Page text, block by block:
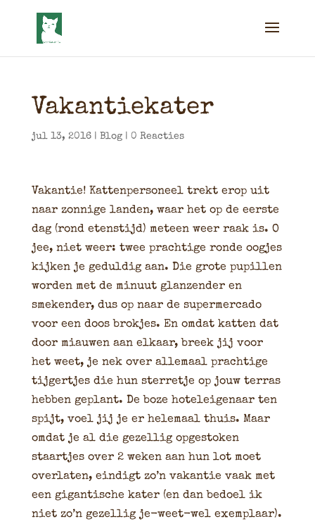
Vakantiekater
jul 13, 2016| Blog| 0 Reacties
Vakantie! Kattenpersoneel trekt erop uit
naar zonnige landen, waar het op de eerste
dag (rond etenstijd) meteen weer raak is. O
jee, niet weer: twee prachtige ronde oogjes
kijken je geduldig aan. Die grote pupillen
worden met de minuut glanzender en
smekender, dus op naar de supermercado
voor een doos brokjes. En omdat katten dat
door miauwen aan elkaar, breek jij voor
het weet, je nek over allemaal prachtige
tijgertjes die hun sterretje op jouw terras
hebben geplant. De boze hoteleigenaar ten
spijt, voel jij je er helemaal thuis. Maar
omdat je al die gezellig opgestoken
staartjes over 2 weken aan hun lot moet
overlaten, eindigt zo’n vakantie vaak met
een gigantische kater (en dan bedoel ik
niet zo’n gezellig je-weet-wel exemplaar).